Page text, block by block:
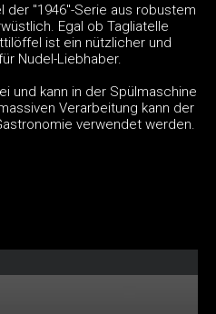
"1946"-Serie aus robustem
Egal ob Tagliatelle
ist ein nützlicher und
Nudel-Liebhaber.
und kann in der Spülmaschine
Verarbeitung kann der
verwendet werden.